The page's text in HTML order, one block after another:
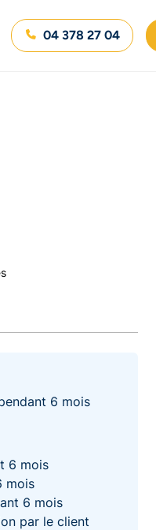
04 378 27 04
6 mois
6 mois
mois
6 mois
par le client